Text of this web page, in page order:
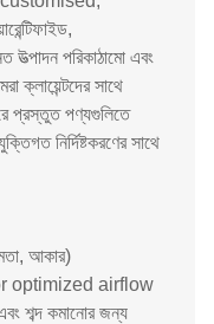
উত্পাদন পরিকাঠামো এবং
ক্লায়েন্টদের সাথে
প্রস্তুত পণ্যগুলিতে
নির্দিষ্টকরণের সাথে
আকার)
optimized airflow
শব্দ কমানোর জন্য